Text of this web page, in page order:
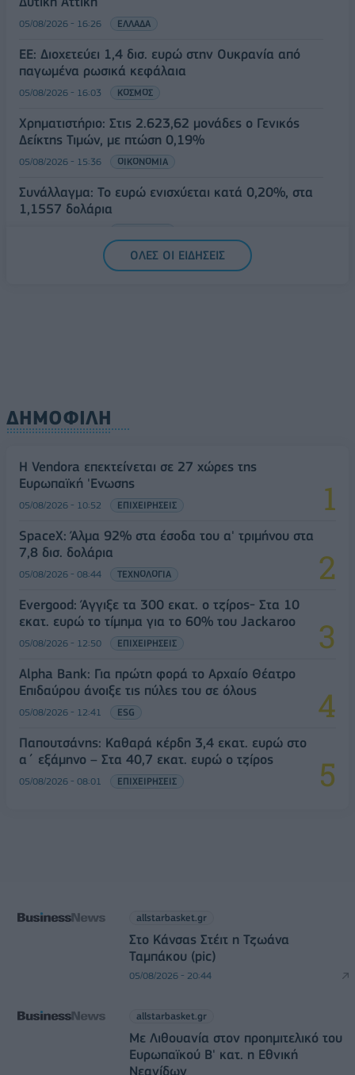
05/08/2026 - 16:26 ΕΛΛΑΔΑ
ΕΕ: Διοχετεύει 1,4 δισ. ευρώ στην Ουκρανία από
παγωμένα ρωσικά κεφάλαια
05/08/2026 - 16:03 ΚΟΣΜΟΣ
Χρηματιστήριο: Στις 2.623,62 μονάδες ο Γενικός
Δείκτης Τιμών, με πτώση 0,19%
05/08/2026 - 15:36 ΟΙΚΟΝΟΜΙΑ
Συνάλλαγμα: Το ευρώ ενισχύεται κατά 0,20%, στα
1,1557 δολάρια
ΟΛΕΣ ΟΙ ΕΙΔΗΣΕΙΣ
ΔΗΜΟΦΙΛΗ
Η Vendora επεκτείνεται σε 27 χώρες της
Ευρωπαϊκή 'Ενωσης
05/08/2026 - 10:52 ΕΠΙΧΕΙΡΗΣΕΙΣ
SpaceX: Άλμα 92% στα έσοδα του α' τριμήνου στα
7,8 δισ. δολάρια
05/08/2026 - 08:44 ΤΕΧΝΟΛΟΓΙΑ
Evergood: Άγγιξε τα 300 εκατ. ο τζίρος- Στα 10
εκατ. ευρώ το τίμημα για το 60% του Jackaroo
05/08/2026 - 12:50 ΕΠΙΧΕΙΡΗΣΕΙΣ
Alpha Bank: Για πρώτη φορά το Αρχαίο Θέατρο
Επιδαύρου άνοιξε τις πύλες του σε όλους
05/08/2026 - 12:41 ESG
Παπουτσάνης: Καθαρά κέρδη 3,4 εκατ. ευρώ στο
α΄ εξάμηνο – Στα 40,7 εκατ. ευρώ ο τζίρος
05/08/2026 - 08:01 ΕΠΙΧΕΙΡΗΣΕΙΣ
allstarbasket.gr
Στο Κάνσας Στέιτ η Τζωάνα
Ταμπάκου (pic)
05/08/2026 - 20:44
allstarbasket.gr
Με Λιθουανία στον προημιτελικό του
Ευρωπαϊκού Β' κατ. η Εθνική
Νεανίδων